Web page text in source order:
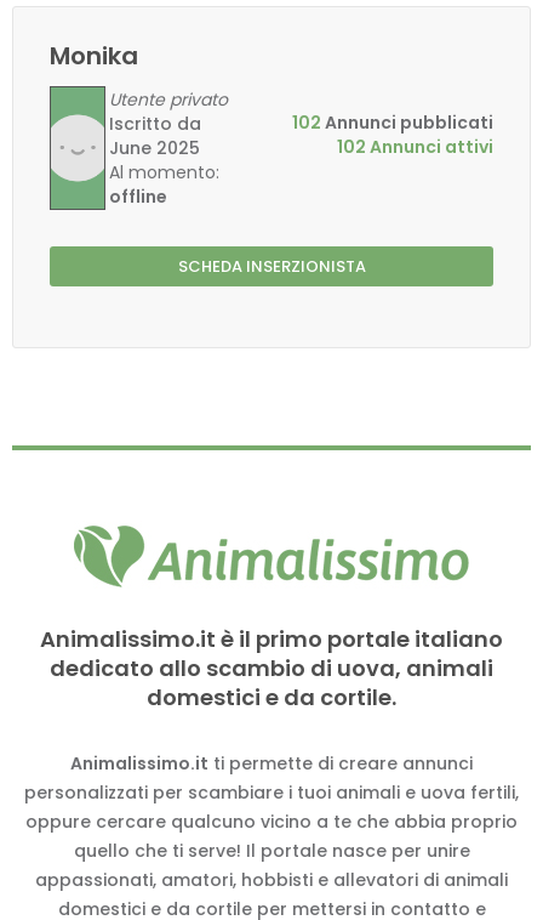
Monika
Utente privato
Iscritto da
June 2025
Al momento:
offline
102 Annunci pubblicati
102 Annunci attivi
SCHEDA INSERZIONISTA
Animalissimo.it è il primo portale italiano
dedicato allo scambio di uova, animali
domestici e da cortile.
Animalissimo.it ti permette di creare annunci
personalizzati per scambiare i tuoi animali e uova fertili,
oppure cercare qualcuno vicino a te che abbia proprio
quello che ti serve! Il portale nasce per unire
appassionati, amatori, hobbisti e allevatori di animali
domestici e da cortile per mettersi in contatto e